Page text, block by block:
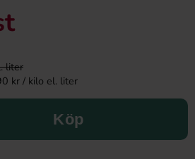
liter
kr / kilo el. liter
Köp